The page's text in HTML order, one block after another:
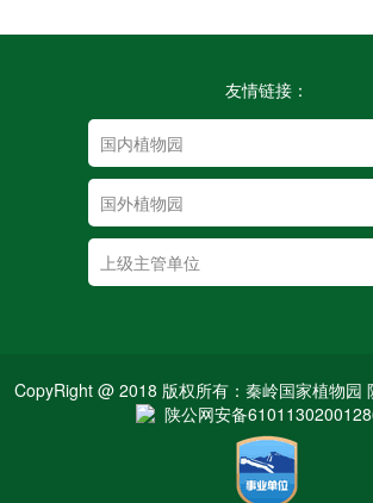
友情链接：
CopyRight @ 2018 版权所有：秦岭国家植物园
陕公网安备